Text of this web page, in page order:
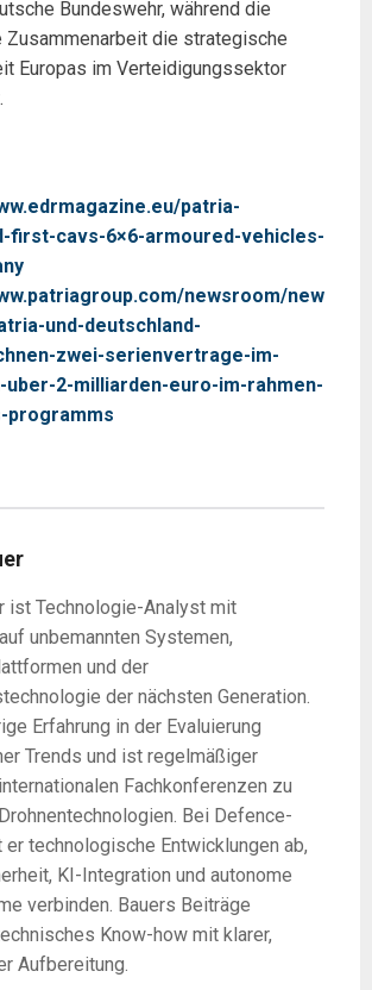
Bundeswehr, während die
Zusammenarbeit die strategische
Europas im Verteidigungssektor
patria-
first-cavs-6×6-armoured-vehicles-
newsroom/new
und-deutschland-
zwei-serienvertrage-im-
2-milliarden-euro-im-rahmen-
programms
ist Technologie-Analyst mit
unbemannten Systemen,
und der
der nächsten Generation.
Erfahrung in der Evaluierung
Trends und ist regelmäßiger
Fachkonferenzen zu
Bei Defence-
er technologische Entwicklungen ab,
KI-Integration und autonome
verbinden. Bauers Beiträge
Know-how mit klarer,
Aufbereitung.